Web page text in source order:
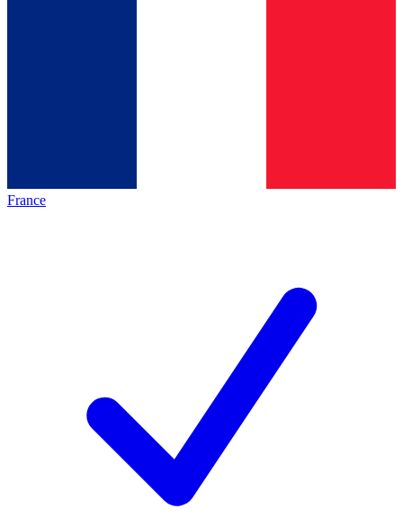
France